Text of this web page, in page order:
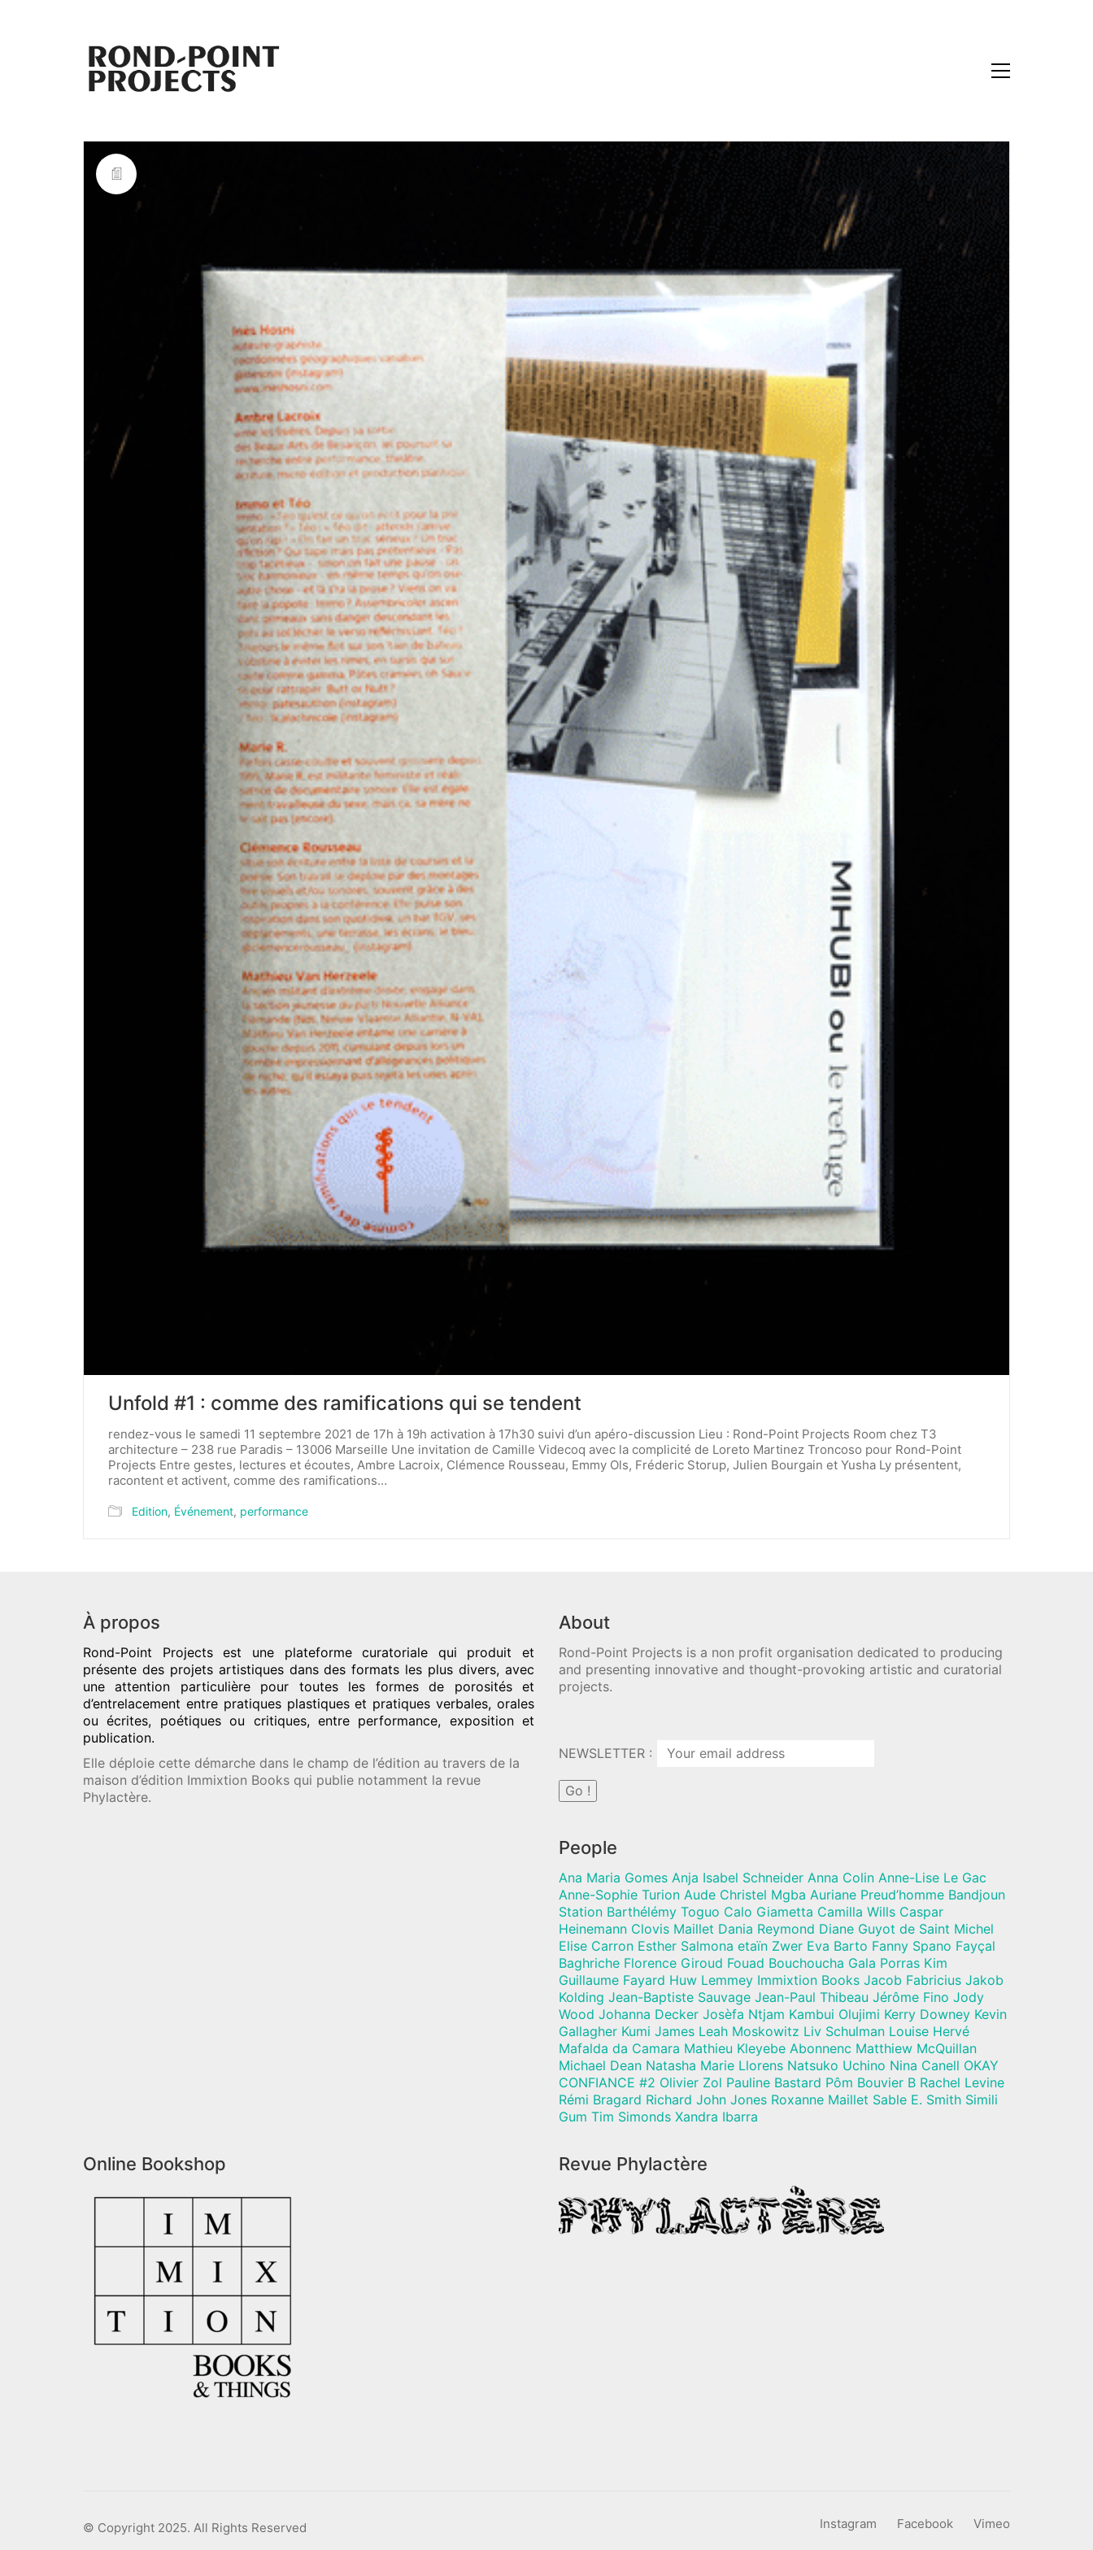
Unfold #1 : comme des ramifications qui se tendent
rendez-vous le samedi 11 septembre 2021 de 17h à 19h activation à 17h30 suivi d’un apéro-discussion Lieu : Rond-Point Projects Room chez T3
architecture – 238 rue Paradis – 13006 Marseille Une invitation de Camille Videcoq avec la complicité de Loreto Martinez Troncoso pour Rond-Point
Projects Entre gestes, lectures et écoutes, Ambre Lacroix, Clémence Rousseau, Emmy Ols, Fréderic Storup, Julien Bourgain et Yusha Ly présentent,
racontent et activent, comme des ramifications…
Edition, Événement, performance
À propos
Rond-Point Projectsest une plateforme curatoriale qui produit et
présente des projets artistiques dans des formats les plus divers, avec
une attention particulière pour toutes les formes de porosités et
d’entrelacement entre pratiques plastiques et pratiques verbales, orales
ou écrites, poétiques ou critiques, entre performance, exposition et
publication.
Elle déploie cette démarche dans le champ de l’édition au travers de la
maison d’édition Immixtion Books qui publie notamment la revue
Phylactère.
About
Rond-Point Projects is a non profit organisation dedicated to producing
and presenting innovative and thought-provoking artistic and curatorial
projects.
NEWSLETTER :
People
Ana Maria Gomes Anja Isabel Schneider Anna Colin Anne-Lise Le Gac
Anne-Sophie Turion Aude Christel Mgba Auriane Preud’homme Bandjoun
Station Barthélémy Toguo Calo Giametta Camilla Wills Caspar
Heinemann Clovis Maillet Dania Reymond Diane Guyot de Saint Michel
Elise Carron Esther Salmona etaïn Zwer Eva Barto Fanny Spano Fayçal
Baghriche Florence Giroud Fouad Bouchoucha Gala Porras Kim
Guillaume Fayard Huw Lemmey Immixtion Books Jacob Fabricius Jakob
Kolding Jean-Baptiste Sauvage Jean-Paul Thibeau Jérôme Fino Jody
Wood Johanna Decker Josèfa Ntjam Kambui Olujimi Kerry Downey Kevin
Gallagher Kumi James Leah Moskowitz Liv Schulman Louise Hervé
Mafalda da Camara Mathieu Kleyebe Abonnenc Matthiew McQuillan
Michael Dean Natasha Marie Llorens Natsuko Uchino Nina Canell OKAY
CONFIANCE #2 Olivier Zol Pauline Bastard Pôm Bouvier B Rachel Levine
Rémi Bragard Richard John Jones Roxanne Maillet Sable E. Smith Simili
Gum Tim Simonds Xandra Ibarra
Online Bookshop Revue Phylactère
Instagram Facebook Vimeo
© Copyright 2025. All Rights Reserved